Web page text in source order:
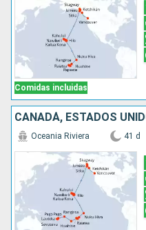
Comidas incluidas
Oceania Riviera 41 d